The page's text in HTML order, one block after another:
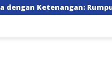
Keluarga Besar